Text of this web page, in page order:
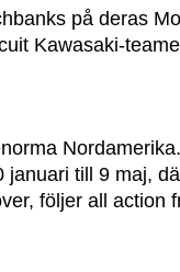
på deras
Kawasaki-
januari till 9 maj,
följer all action